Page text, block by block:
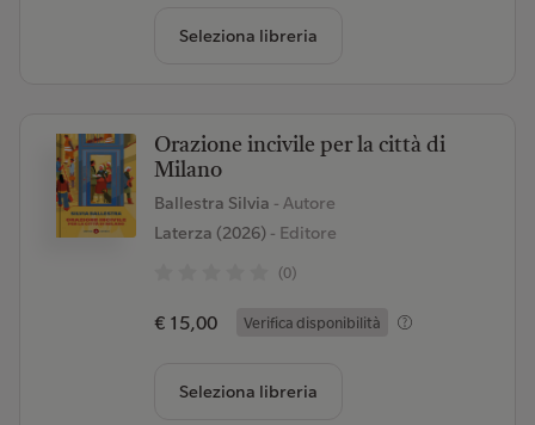
Seleziona libreria
Orazione incivile per la città di
Milano
Ballestra Silvia - Autore
Laterza (2026)- Editore
(0)
€ 15,00 Verifica disponibilità
Seleziona libreria